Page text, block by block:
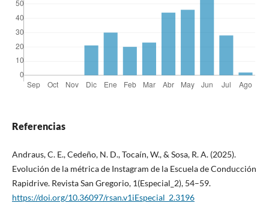
Referencias
Andraus, C. E., Cedeño, N. D., Tocaín, W., & Sosa, R. A. (2025).
Evolución de la métrica de Instagram de la Escuela de Conducción
Rapidrive. Revista San Gregorio, 1(Especial_2), 54–59.
https://doi.org/10.36097/rsan.v1iEspecial_2.3196